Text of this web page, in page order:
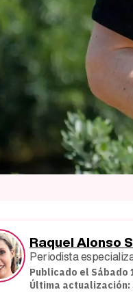
Raquel Alonso
Periodista
Publicado el Sábado
Última actualización: